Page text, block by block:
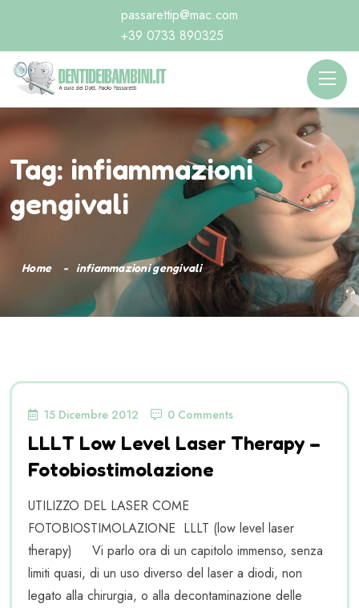
passarettip@mac.com
+39 0733 890325
Tag: infiammazioni
gengivali
Home infiammazioni gengivali
15 Dicembre 2012 0 Comments
LLLT Low Level Laser Therapy –
Fotobiostimolazione
UTILIZZO DEL LASER COME
FOTOBIOSTIMOLAZIONE LLLT (low level laser
therapy) Vi parlo ora di un capitolo immenso, senza
limiti quasi, di un uso diverso del laser a diodi, non
legato alla chirurgia, o alla decontaminazione delle